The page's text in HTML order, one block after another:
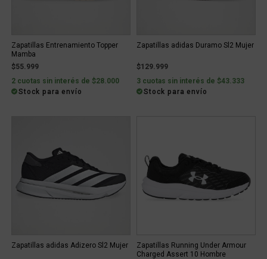
Zapatillas Entrenamiento Topper
Mamba
$55.999
2 cuotas sin interés de $28.000
Stock para envío
Zapatillas adidas Duramo Sl2 Mujer
$129.999
3 cuotas sin interés de $43.333
Stock para envío
Zapatillas adidas Adizero Sl2 Mujer
Zapatillas Running Under Armour
Charged Assert 10 Hombre